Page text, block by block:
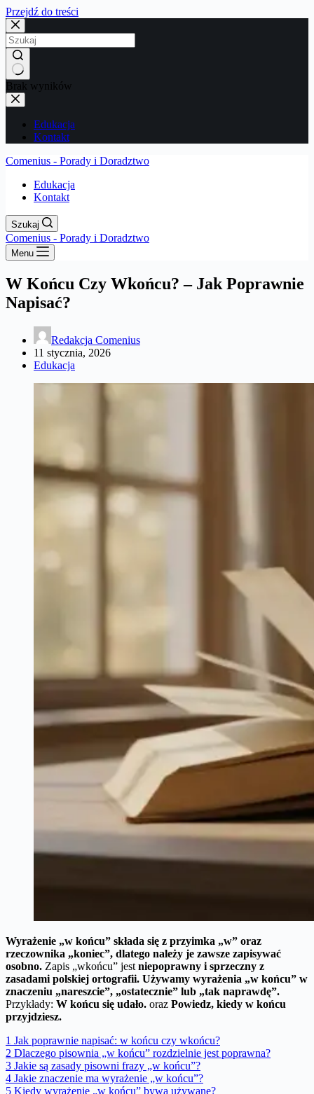
Przejdź do treści
Brak wyników
Edukacja
Kontakt
Comenius - Porady i Doradztwo
Edukacja
Kontakt
Szukaj
Comenius - Porady i Doradztwo
Menu
W Końcu Czy Wkońcu? – Jak Poprawnie
Napisać?
Redakcja Comenius
11 stycznia, 2026
Edukacja
Wyrażenie „w końcu” składa się z przyimka „w” oraz
rzeczownika „koniec”, dlatego należy je zawsze zapisywać
osobno. Zapis „wkońcu” jest niepoprawny i sprzeczny z
zasadami polskiej ortografii. Używamy wyrażenia „w końcu” w
znaczeniu „nareszcie”, „ostatecznie” lub „tak naprawdę”.
Przykłady: W końcu się udało. oraz Powiedz, kiedy w końcu
przyjdziesz.
1 Jak poprawnie napisać: w końcu czy wkońcu?
2 Dlaczego pisownia „w końcu” rozdzielnie jest poprawna?
3 Jakie są zasady pisowni frazy „w końcu”?
4 Jakie znaczenie ma wyrażenie „w końcu”?
5 Kiedy wyrażenie „w końcu” bywa używane?